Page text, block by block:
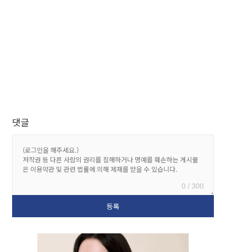
댓글
0 / 300